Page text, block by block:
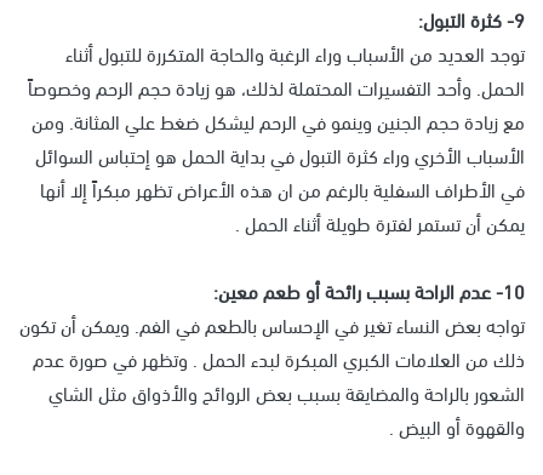
9- كثرة التبول:
توجد العديد من الأسباب وراء الرغبة والحاجة المتكررة للتبول أثناء
الحمل. وأحد التفسيرات المحتملة لذلك، هو زيادة حجم الرحم وخصوصاً
مع زيادة حجم الجنين وينمو في الرحم ليشكل ضغط علي المثانة. ومن
الأسباب الأخري وراء كثرة التبول في بداية الحمل هو إحتباس السوائل
في الأطراف السفلية بالرغم من ان هذه الأعراض تظهر مبكراً إلا أنها
يمكن أن تستمر لفترة طويلة أثناء الحمل .
10- عدم الراحة بسبب رائحة أو طعم معين:
تواجه بعض النساء تغير في الإحساس بالطعم في الفم. ويمكن أن تكون
ذلك من العلامات الكبري المبكرة لبدء الحمل . وتظهر في صورة عدم
الشعور بالراحة والمضايقة بسبب بعض الروائح والأذواق مثل الشاي
والقهوة أو البيض .